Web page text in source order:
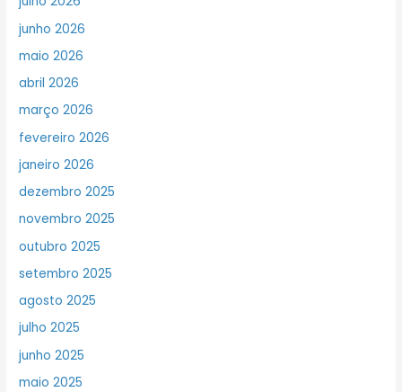
junho 2026
maio 2026
abril 2026
março 2026
fevereiro 2026
janeiro 2026
dezembro 2025
novembro 2025
outubro 2025
setembro 2025
agosto 2025
julho 2025
junho 2025
maio 2025